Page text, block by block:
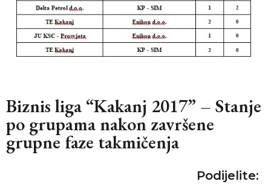
Biznis liga “Kakanj 2017” – Stanje
po grupama nakon završene
grupne faze takmičenja
Podijelite: